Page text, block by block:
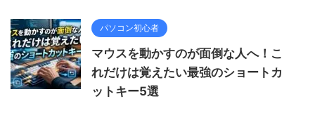
パソコン初心者
マウスを動かすのが面倒な人へ！こ
れだけは覚えたい最強のショートカ
ットキー5選